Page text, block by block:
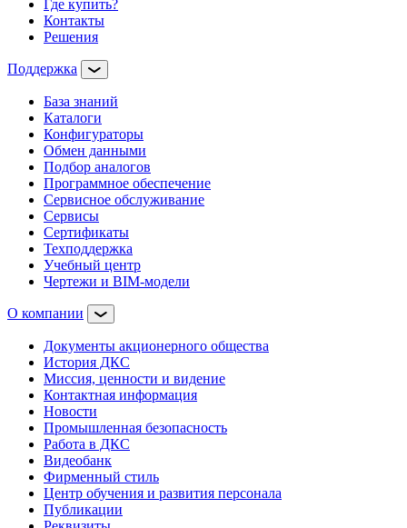
Где купить?
Контакты
Решения
Поддержка
База знаний
Каталоги
Конфигураторы
Обмен данными
Подбор аналогов
Программное обеспечение
Сервисное обслуживание
Сервисы
Сертификаты
Техподдержка
Учебный центр
Чертежи и BIM-модели
О компании
Документы акционерного общества
История ДКС
Миссия, ценности и видение
Контактная информация
Новости
Промышленная безопасность
Работа в ДКС
Видеобанк
Фирменный стиль
Центр обучения и развития персонала
Публикации